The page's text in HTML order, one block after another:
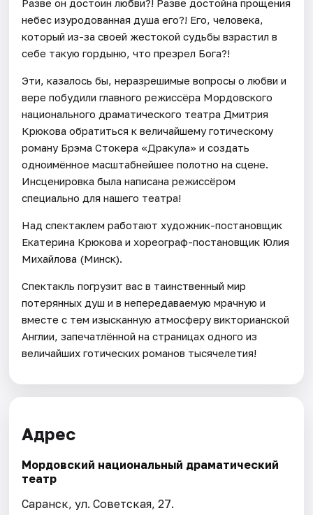
Разве он достоин любви?! Разве достойна прощения
небес изуродованная душа его?! Его, человека,
который из-за своей жестокой судьбы взрастил в
себе такую гордыню, что презрел Бога?!
Эти, казалось бы, неразрешимые вопросы о любви и
вере побудили главного режиссёра Мордовского
национального драматического театра Дмитрия
Крюкова обратиться к величайшему готическому
роману Брэма Стокера «Дракула» и создать
одноимённое масштабнейшее полотно на сцене.
Инсценировка была написана режиссёром
специально для нашего театра!
Над спектаклем работают художник-постановщик
Екатерина Крюкова и хореограф-постановщик Юлия
Михайлова (Минск).
Спектакль погрузит вас в таинственный мир
потерянных душ и в непередаваемую мрачную и
вместе с тем изысканную атмосферу викторианской
Англии, запечатлённой на страницах одного из
величайших готических романов тысячелетия!
Адрес
Мордовский национальный драматический
театр
Саранск, ул. Советская, 27.